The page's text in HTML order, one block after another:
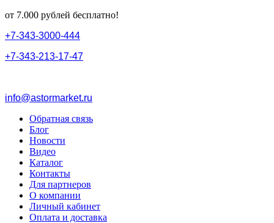
от 7.000 рублей бесплатно!
+7-343-3000-444
+7-343-213-17-47
info@astormarket.ru
Обратная связь
Блог
Новости
Видео
Каталог
Контакты
Для партнеров
О компании
Личный кабинет
Оплата и доставка